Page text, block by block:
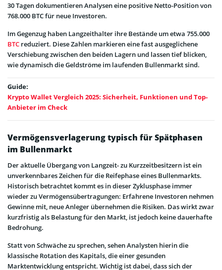
30 Tagen dokumentieren Analysen eine positive Netto-Position von
768.000 BTC für neue Investoren.
Im Gegenzug haben Langzeithalter ihre Bestände um etwa 755.000
BTC reduziert. Diese Zahlen markieren eine fast ausgeglichene
Verschiebung zwischen den beiden Lagern und lassen tief blicken,
wie dynamisch die Geldströme im laufenden Bullenmarkt sind.
Guide:
Krypto Wallet Vergleich 2025: Sicherheit, Funktionen und Top-
Anbieter im Check
Vermögensverlagerung typisch für Spätphasen
im Bullenmarkt
Der aktuelle Übergang von Langzeit- zu Kurzzeitbesitzern ist ein
unverkennbares Zeichen für die Reifephase eines Bullenmarkts.
Historisch betrachtet kommt es in dieser Zyklusphase immer
wieder zu Vermögensübertragungen: Erfahrene Investoren nehmen
Gewinne mit, neue Anleger übernehmen die Risiken. Das wirkt zwar
kurzfristig als Belastung für den Markt, ist jedoch keine dauerhafte
Bedrohung.
Statt von Schwäche zu sprechen, sehen Analysten hierin die
klassische Rotation des Kapitals, die einer gesunden
Marktentwicklung entspricht. Wichtig ist dabei, dass sich der